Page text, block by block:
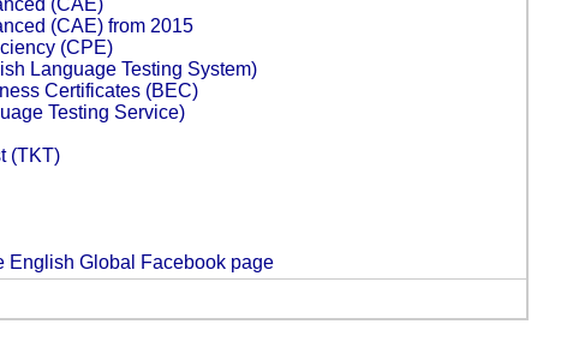
(CAE) from 2015
(CPE)
Language Testing System)
Certificates (BEC)
Testing Service)
(TKT)
English Global Facebook page